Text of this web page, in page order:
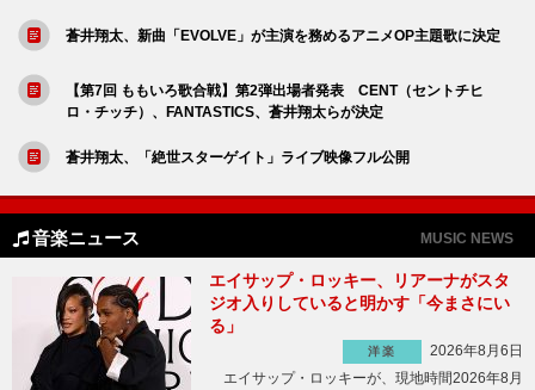
蒼井翔太、新曲「EVOLVE」が主演を務めるアニメOP主題歌に決定
【第7回 ももいろ歌合戦】第2弾出場者発表 CENT（セントチヒ
ロ・チッチ）、FANTASTICS、蒼井翔太らが決定
蒼井翔太、「絶世スターゲイト」ライブ映像フル公開
音楽ニュース MUSIC NEWS
エイサップ・ロッキー、リアーナがスタ
ジオ入りしていると明かす「今まさにい
る」
洋楽
2026年8月6日
エイサップ・ロッキーが、現地時間2026年8月